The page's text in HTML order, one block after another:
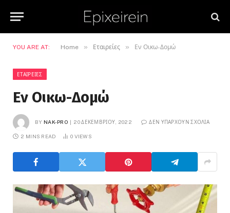
YOU ARE AT: Home » Εταιρείες » Εν Οικω-Δομώ
ΕΤΑΙΡΕΊΕΣ
Εν Οικω-Δομώ
BY NAK-PRO 20 ΔΕΚΕΜΒΡΊΟΥ, 2022 ΔΕΝ ΥΠΆΡΧΟΥΝ ΣΧΌΛΙΑ
2 MINS READ 0 VIEWS